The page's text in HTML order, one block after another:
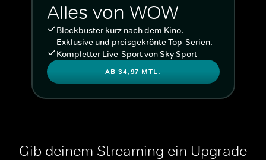
Alles von WOW
Blockbuster kurz nach dem Kino.
Exklusive und preisgekrönte Top-Serien.
Kompletter Live-Sport von Sky Sport
AB 34,97 MTL.
Gib deinem Streaming ein Upgrade